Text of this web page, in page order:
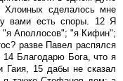
Хлоиных сделалось мне
вами есть споры. 12 Я
"я Аполлосов"; "я Кифин";
разве Павел распялся
Благодарю Бога, что я
Гаия, 15 дабы не сказал